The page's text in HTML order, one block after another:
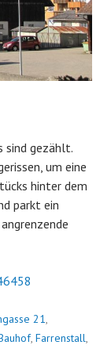
sind gezählt.
um eine
hinter dem
parkt ein
21,
, Farrenstall,